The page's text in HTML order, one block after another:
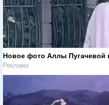
Новое фото Аллы Пугачевой
Реклама